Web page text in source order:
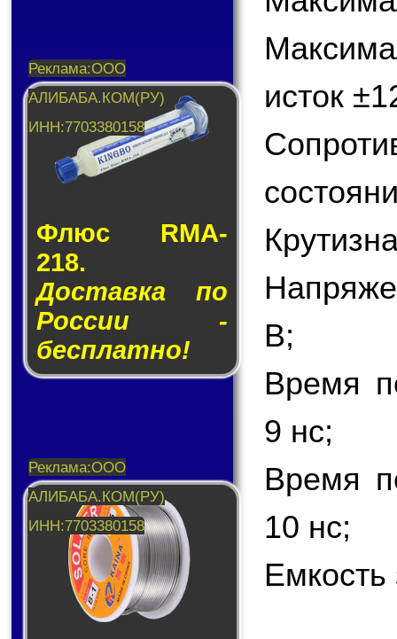
Флюс RMA-
218.
Доставка по
России -
бесплатно!
исток
В;
Время
9 нс;
Время
10 нс;
Емкость